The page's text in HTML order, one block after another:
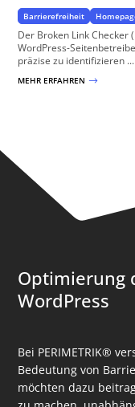
Barrierefreiheit
Der Broken Link Checker
WordPress-
präzise zu identifizieren ...
MEHR ERFAHREN $
Optimierung
WordPress
Bei PERIMETRIK®
Bedeutung von
möchten dazu